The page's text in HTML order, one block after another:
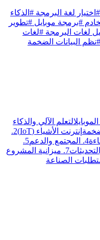
#اختيار لغة البرمجة #الذكاء
#برمجة موبايل #تطوير
لغات البرمجة #لغات
#نظم البيانات الضخمة
التعلم الآلي والذكاء
إنترنت الأشياء (IoT)
2.
4. المجتمع والدعم
5.
7. ميزانية المشروع
الصناعة